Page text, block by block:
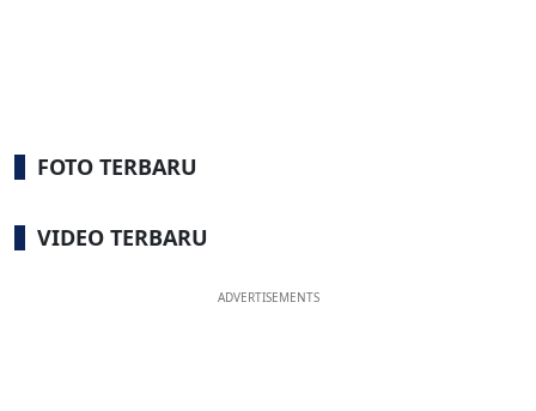
FOTO TERBARU
VIDEO TERBARU
ADVERTISEMENTS